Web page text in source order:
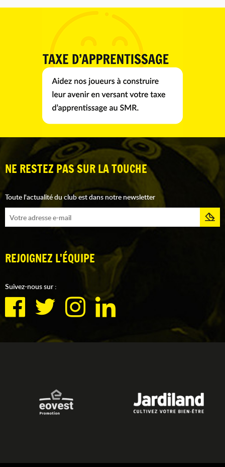
NE RESTEZ PAS SUR LA TOUCHE
Toute l'actualité du club est dans notre newsletter
REJOIGNEZ L'ÉQUIPE
Suivez-nous sur :